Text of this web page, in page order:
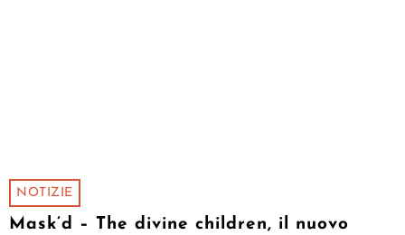
NOTIZIE
Mask’d – The divine children, il nuovo